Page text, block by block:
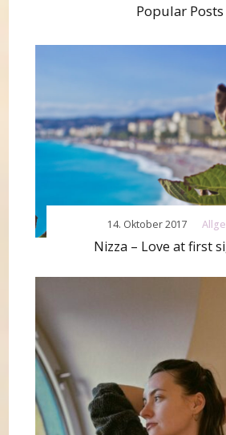
Popular Posts
Nizza – Love at first
14. Oktober 2017